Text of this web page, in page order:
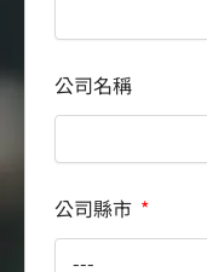
公司名稱
公司縣市